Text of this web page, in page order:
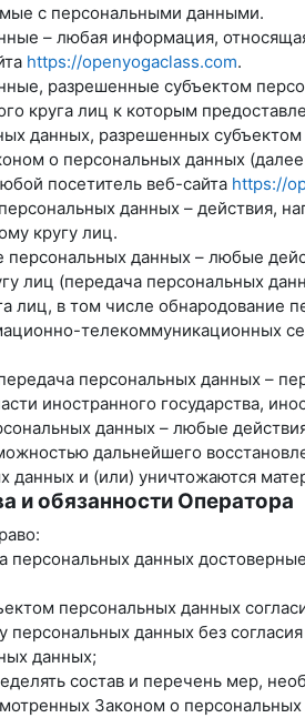
с персональными данными.
– любая информация,
https://openyogaclass.com.
разрешенные субъектом
круга лиц к которым
данных, разрешенных
о персональных данных
посетитель веб-сайта https://
данных – действия,
кругу лиц.
персональных данных – любые
лиц (передача персональных
лиц, в том числе обнародование
телекоммуникационных
персональных данных –
иностранного государства,
данных – любые
дальнейшего
данных и (или) уничтожаются
и обязанности Оператора
персональных данных
персональных данных
персональных данных без
данных;
состав и перечень мер,
Законом о